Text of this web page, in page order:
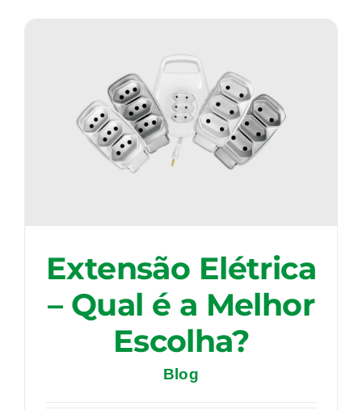
Extensão Elétrica
– Qual é a Melhor
Escolha?
Blog